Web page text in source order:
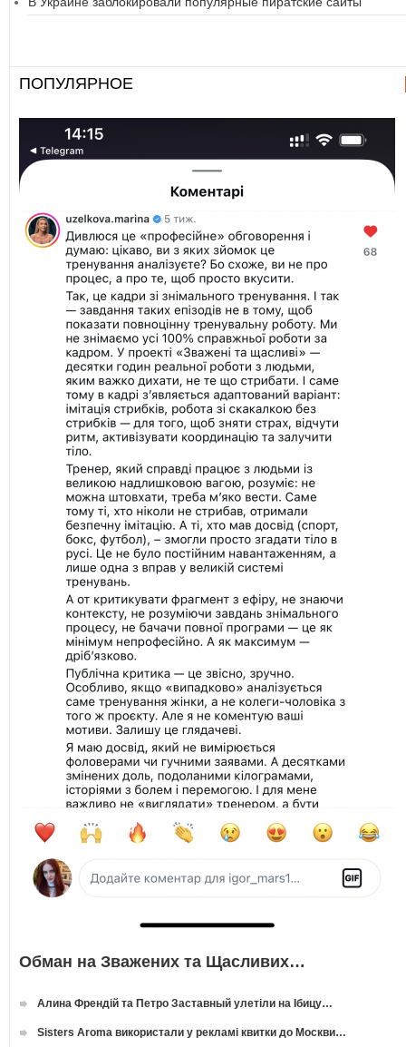
ПОПУЛЯРНОЕ
Обман на Зважених та Щасливих…
Алина Френдій та Петро Заставный улетіли на Ібицу…
Sisters Aroma використали у рекламі квитки до Москви…